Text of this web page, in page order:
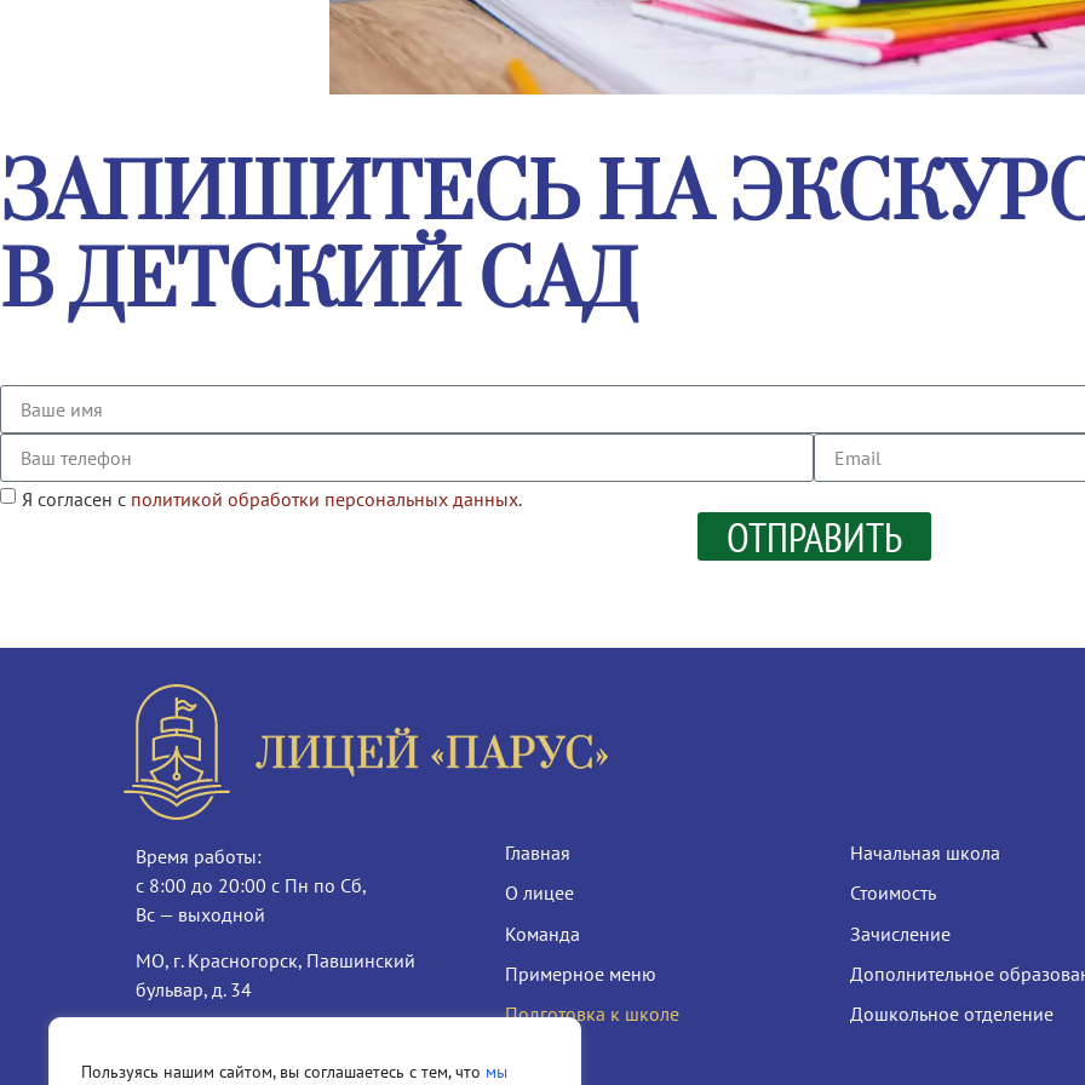
Пользуясь нашим сайтом, вы соглашаетесь с тем, что мы
ЗАПИШИТЕСЬ НА
В ДЕТСКИЙ САД
Я согласен с политикой обработки персональных данных.
ОТПРАВИТЬ
Время работы:
с 8:00 до 20:00 с Пн по Сб,
Вс — выходной
МО, г. Красногорск, Павшинский
бульвар, д. 34
school-parus@yandex.ru
Главная
О лицее
Команда
Примерное меню
Подготовка к школе
Начальная школа
Стоимость
Зачисление
Дополнительное
Дошкольное отделение